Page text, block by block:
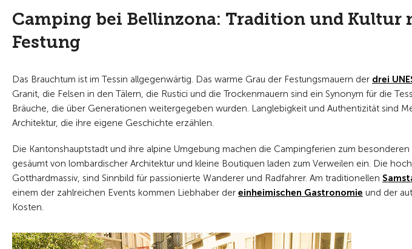
Camping bei Bellinzona: Tradition und Kultur
Festung
Das Brauchtum ist im Tessin allgegenwärtig. Das warme Grau der Festungsmauern der drei
Granit, die Felsen in den Tälern, die Rustici und die Trockenmauern sind ein Synonym für die
Bräuche, die über Generationen weitergegeben wurden. Langlebigkeit und Authentizität sind
Architektur, die ihre eigene Geschichte erzählen.
Die Kantonshauptstadt und ihre alpine Umgebung machen die Campingferien zum besonderen
gesäumt von lombardischer Architektur und kleine Boutiquen laden zum Verweilen ein. Die
Gotthardmassiv, sind Sinnbild für passionierte Wanderer und Radfahrer. Am traditionellen
einem der zahlreichen Events kommen Liebhaber der einheimischen Gastronomie und der
Kosten.